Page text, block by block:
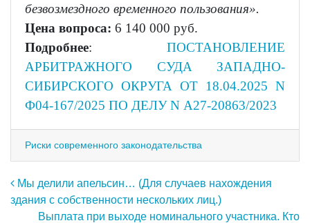
безвозмездного временного пользования».
Цена вопроса: 6 140 000 руб.
Подробнее: ПОСТАНОВЛЕНИЕ
АРБИТРАЖНОГО СУДА ЗАПАДНО-
СИБИРСКОГО ОКРУГА ОТ 18.04.2025 N
Ф04-167/2025 ПО ДЕЛУ N А27-20863/2023
Риски современного законодательства
Навигация по записям
Мы делили апельсин… (Для случаев нахождения
здания с собственности нескольких лиц.)
Выплата при выходе номинального участника. Кто